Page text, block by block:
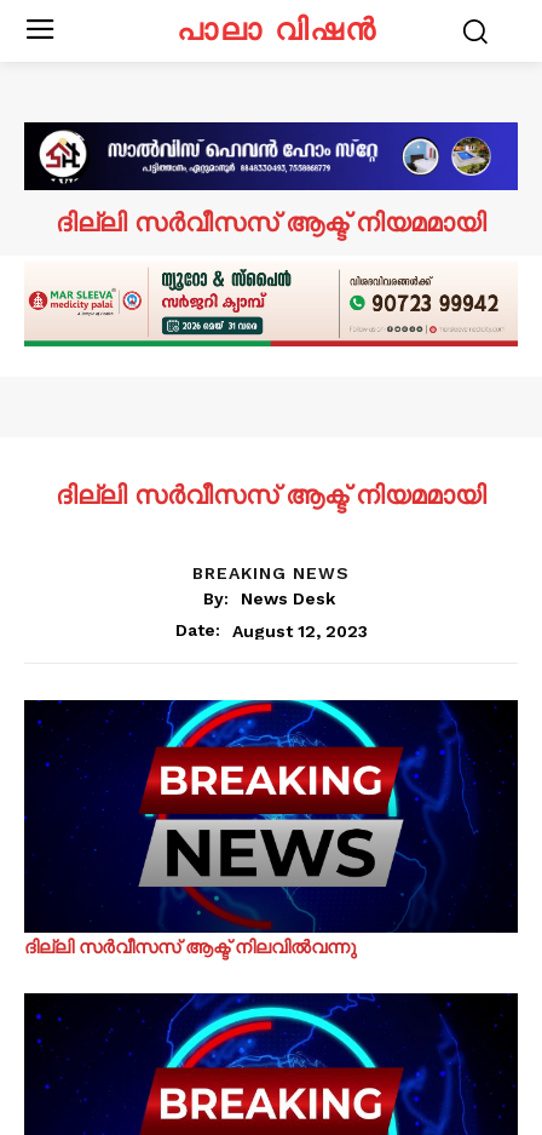
പാലാ വിഷൻ
ദില്ലി സർവീസസ് ആക്ട് നിയമമായി
ദില്ലി സർവീസസ് ആക്ട് നിയമമായി
BREAKING NEWS
By:
News Desk
Date:
August 12, 2023
ദില്ലി സർവീസസ് ആക്ട് നിലവിൽവന്നു